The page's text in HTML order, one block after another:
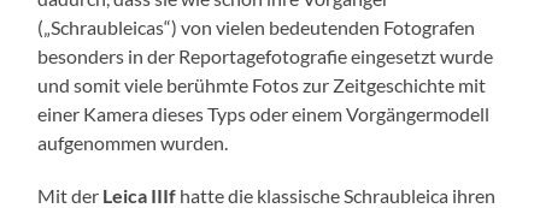
(„Schraubleicas“) von vielen bedeutenden Fotografen
besonders in der Reportagefotografie eingesetzt wurde
und somit viele berühmte Fotos zur Zeitgeschichte mit
einer Kamera dieses Typs oder einem Vorgängermodell
aufgenommen wurden.
Mit der Leica IIIf hatte die klassische Schraubleica ihren